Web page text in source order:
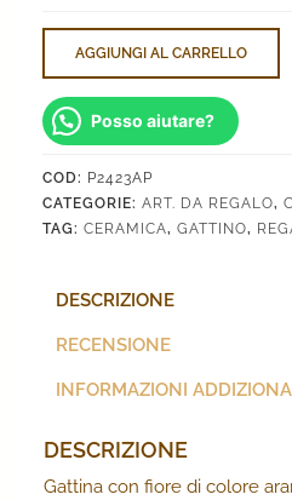
AGGIUNGI AL CARRELLO
Posso aiutare?
COD: P2423AP
CATEGORIE: ART. DA REGALO,
TAG: CERAMICA, GATTINO,
DESCRIZIONE
RECENSIONE
INFORMAZIONI
DESCRIZIONE
Gattina con fiore di colore